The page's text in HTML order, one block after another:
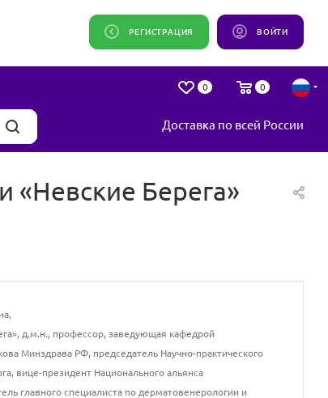
ВОЙТИ
РЕГИСТРАЦИЯ
0 0
Доставка по всей России
«Невские Берега»
д.м.н., профессор, заведующая кафедрой
Минздрава РФ, председатель Научно-практического
вице-президент Национального альянса
главного специалиста по дерматовенерологии и